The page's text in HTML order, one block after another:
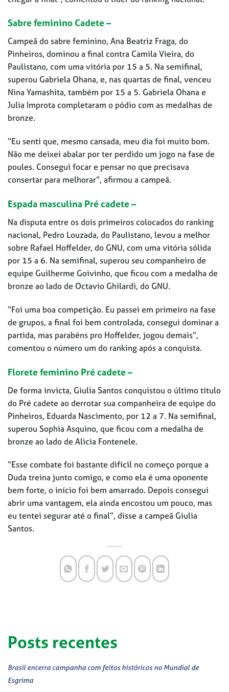
Sabre feminino Cadete –
Campeã do sabre feminino, Ana Beatriz Fraga, do
Pinheiros, dominou a final contra Camila Vieira, do
Paulistano, com uma vitória por 15 a 5. Na semifinal,
superou Gabriela Ohana, e, nas quartas de final, venceu
Nina Yamashita, também por 15 a 5. Gabriela Ohana e
Julia Improta completaram o pódio com as medalhas de
bronze.
“Eu senti que, mesmo cansada, meu dia foi muito bom.
Não me deixei abalar por ter perdido um jogo na fase de
poules. Consegui focar e pensar no que precisava
consertar para melhorar”, afirmou a campeã.
Espada masculina Pré cadete –
Na disputa entre os dois primeiros colocados do ranking
nacional, Pedro Louzada, do Paulistano, levou a melhor
sobre Rafael Hoffelder, do GNU, com uma vitória sólida
por 15 a 6. Na semifinal, superou seu companheiro de
equipe Guilherme Goivinho, que ficou com a medalha de
bronze ao lado de Octavio Ghilardi, do GNU.
“Foi uma boa competição. Eu passei em primeiro na fase
de grupos, a final foi bem controlada, consegui dominar a
partida, mas parabéns pro Hoffelder, jogou demais”,
comentou o número um do ranking após a conquista.
Florete feminino Pré cadete –
De forma invicta, Giulia Santos conquistou o último título
do Pré cadete ao derrotar sua companheira de equipe do
Pinheiros, Eduarda Nascimento, por 12 a 7. Na semifinal,
superou Sophia Asquino, que ficou com a medalha de
bronze ao lado de Alicia Fontenele.
“Esse combate foi bastante difícil no começo porque a
Duda treina junto comigo, e como ela é uma oponente
bem forte, o início foi bem amarrado. Depois consegui
abrir uma vantagem, ela ainda encostou um pouco, mas
eu tentei segurar até o final”, disse a campeã Giulia
Santos.
Posts recentes
Brasil encerra campanha com feitos históricos no Mundial de
Esgrima